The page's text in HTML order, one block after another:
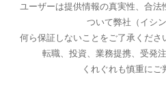
ユーザーは提供情報の真実性、合
ついて弊社（イシ
何ら保証しないことをご了承くださ
転職、投資、業務提携、受発
くれぐれも慎重にご